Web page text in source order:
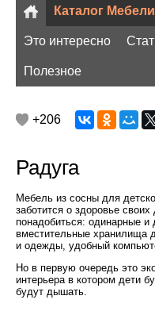
Каталог Мебели
Это интересно
Полезное
+206
Радуга
Мебель из сосны для
заботится о здоровье
понадобиться: одинарные и
вместительные хранилища
и одежды, удобный
Но в первую очередь это
интерьера в котором дети
будут дышать.